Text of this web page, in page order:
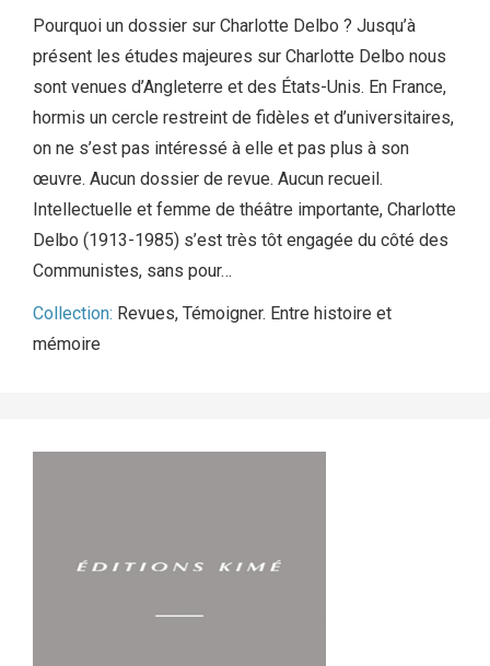
Pourquoi un dossier sur Charlotte Delbo ? Jusqu’à
présent les études majeures sur Charlotte Delbo nous
sont venues d’Angleterre et des États-Unis. En France,
hormis un cercle restreint de fidèles et d’universitaires,
on ne s’est pas intéressé à elle et pas plus à son
œuvre. Aucun dossier de revue. Aucun recueil.
Intellectuelle et femme de théâtre importante, Charlotte
Delbo (1913-1985) s’est très tôt engagée du côté des
Communistes, sans pour…
Collection: Revues, Témoigner. Entre histoire et
mémoire